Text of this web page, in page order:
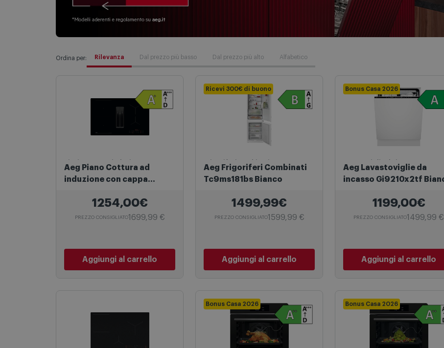
Ordina per: Rilevanza Dal prezzo più basso Dal prezzo più alto Alfabetico
Aeg Piano Cottura ad
induzione con cappa
Tt84cb00cb Nero
1254,00€
PREZZO CONSIGLIATO1699,99 €
Aggiungi al carrello
Ricevi 300€ di buono
Aeg Frigoriferi Combinati
Tc9ms181bs Bianco
1499,99€
PREZZO CONSIGLIATO1599,99 €
Aggiungi al carrello
Bonus Casa 2026
Aeg Lavastoviglie da
incasso Gi9210x2tf
1199,00€
PREZZO CONSIGLIATO1499,99 €
Aggiungi al carrello
Bonus Casa 2026 Bonus Casa 2026